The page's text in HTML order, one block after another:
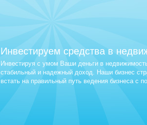
Инвестируем средства в
Инвестируя с умом Ваши деньги в
стабильный и надежный доход. Наши бизнес
встать на правильный путь ведения бизнеса с